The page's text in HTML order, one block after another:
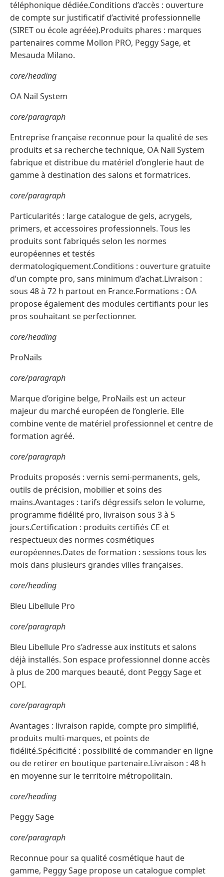
téléphonique dédiée.Conditions d’accès : ouverture
de compte sur justificatif d’activité professionnelle
(SIRET ou école agréée).Produits phares : marques
partenaires comme Mollon PRO, Peggy Sage, et
Mesauda Milano.
core/heading
OA Nail System
core/paragraph
Entreprise française reconnue pour la qualité de ses
produits et sa recherche technique, OA Nail System
fabrique et distribue du matériel d’onglerie haut de
gamme à destination des salons et formatrices.
core/paragraph
Particularités : large catalogue de gels, acrygels,
primers, et accessoires professionnels. Tous les
produits sont fabriqués selon les normes
européennes et testés
dermatologiquement.Conditions : ouverture gratuite
d’un compte pro, sans minimum d’achat.Livraison :
sous 48 à 72 h partout en France.Formations : OA
propose également des modules certifiants pour les
pros souhaitant se perfectionner.
core/heading
ProNails
core/paragraph
Marque d’origine belge, ProNails est un acteur
majeur du marché européen de l’onglerie. Elle
combine vente de matériel professionnel et centre de
formation agréé.
core/paragraph
Produits proposés : vernis semi-permanents, gels,
outils de précision, mobilier et soins des
mains.Avantages : tarifs dégressifs selon le volume,
programme fidélité pro, livraison sous 3 à 5
jours.Certification : produits certifiés CE et
respectueux des normes cosmétiques
européennes.Dates de formation : sessions tous les
mois dans plusieurs grandes villes françaises.
core/heading
Bleu Libellule Pro
core/paragraph
Bleu Libellule Pro s’adresse aux instituts et salons
déjà installés. Son espace professionnel donne accès
à plus de 200 marques beauté, dont Peggy Sage et
OPI.
core/paragraph
Avantages : livraison rapide, compte pro simplifié,
produits multi-marques, et points de
fidélité.Spécificité : possibilité de commander en ligne
ou de retirer en boutique partenaire.Livraison : 48 h
en moyenne sur le territoire métropolitain.
core/heading
Peggy Sage
core/paragraph
Reconnue pour sa qualité cosmétique haut de
gamme, Peggy Sage propose un catalogue complet